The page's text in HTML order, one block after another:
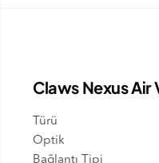
Claws Nexus
Türü
Optik
Bağlantı Tipi